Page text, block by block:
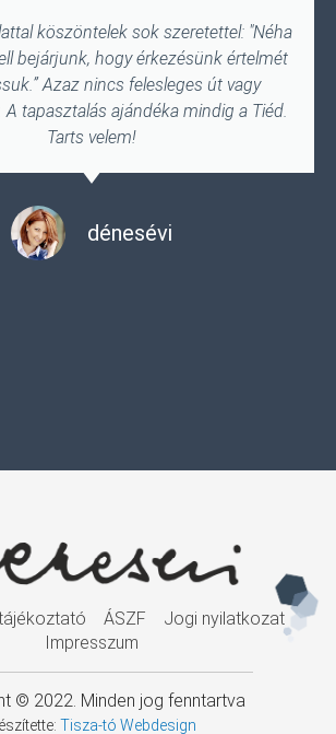
o
o
k
g
r
a
m
o
p
e
b
e
köszöntelek sok szeretettel: "Néha
bejárjunk, hogy érkezésünk értelmét
Azaz nincs felesleges út vagy
A tapasztalás ajándéka mindig a Tiéd.
Tarts velem!
dénesévi
ÁSZF
Jogi nyilatkozat
Impresszum
© 2022. Minden jog fenntartva
Tisza-tó Webdesign